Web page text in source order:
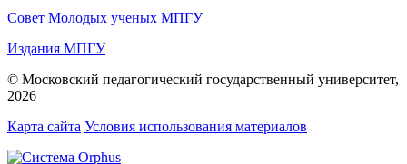
Совет Молодых ученых МПГУ
Издания МПГУ
© Московский педагогический государственный университет,
2026
Карта сайта Условия использования материалов